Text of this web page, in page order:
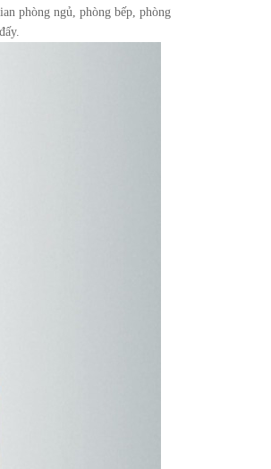
phòng ngủ, phòng bếp, phòng